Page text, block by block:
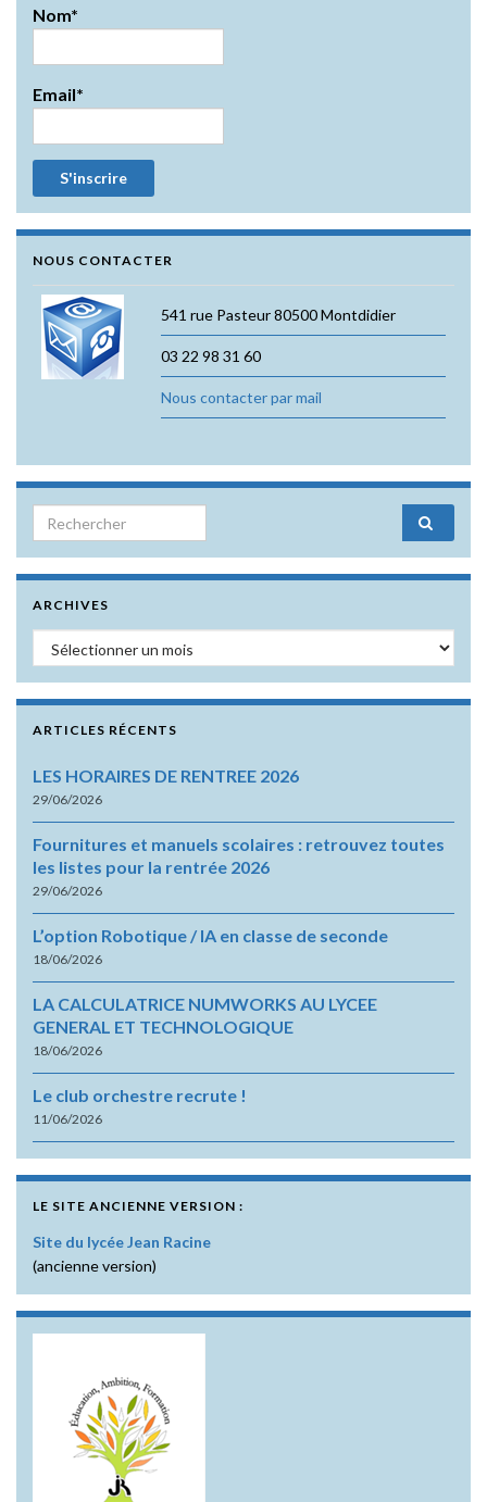
Nom*
Email*
NOUS CONTACTER
541 rue Pasteur 80500 Montdidier
03 22 98 31 60
Nous contacter par mail
Search for:
ARCHIVES
Archives
ARTICLES RÉCENTS
LES HORAIRES DE RENTREE 2026
29/06/2026
Fournitures et manuels scolaires : retrouvez toutes
les listes pour la rentrée 2026
29/06/2026
L’option Robotique / IA en classe de seconde
18/06/2026
LA CALCULATRICE NUMWORKS AU LYCEE
GENERAL ET TECHNOLOGIQUE
18/06/2026
Le club orchestre recrute !
11/06/2026
LE SITE ANCIENNE VERSION :
Site du lycée Jean Racine
(ancienne version)